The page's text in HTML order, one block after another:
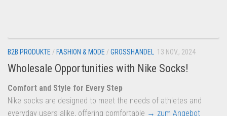
Amazon
Aldi
Lidl
Kostenlos verkaufen
B2B PRODUKTE / FASHION & MODE /GROSSHANDEL 13 NOV., 2024
Wholesale Opportunities with Nike Socks!
Comfort and Style for Every Step
Nike socks are designed to meet the needs of athletes and
everyday users alike, offering comfortable → zum Angebot